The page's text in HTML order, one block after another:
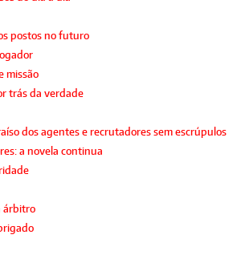
postos no futuro
missão
trás da verdade
dos agentes e recrutadores sem escrúpulos
a novela continua
árbitro